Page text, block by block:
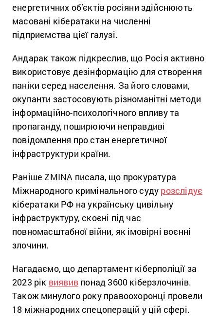
енергетичних об’єктів росіяни здійснюють
масовані кібератаки на численні
підприємства цієї галузі.
Андарак також підкреслив, що Росія активно
використовує дезінформацію для створення
паніки серед населення. За його словами,
окупанти застосовують різноманітні методи
інформаційно-психологічного впливу та
пропаганду, поширюючи неправдиві
повідомлення про стан енергетичної
інфраструктури країни.
Раніше ZMINA писала, що прокуратура
Міжнародного кримінального суду розслідує
кібератаки РФ на українську цивільну
інфраструктуру, скоєні під час
повномасштабної війни, як імовірні воєнні
злочини.
Нагадаємо, що департамент кіберполіції за
2023 рік виявив понад 3600 кіберзлочинів.
Також минулого року правоохоронці провели
18 міжнародних спецоперацій у цій сфері.